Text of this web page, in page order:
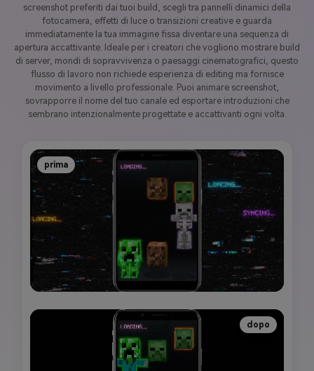
screenshot preferiti dai tuoi build, scegli tra pannelli dinamici della
fotocamera, effetti di luce o transizioni creative e guarda
immediatamente la tua immagine fissa diventare una sequenza di
apertura accattivante. Ideale per i creatori che vogliono mostrare build
di server, mondi di sopravvivenza o paesaggi cinematografici, questo
flusso di lavoro non richiede esperienza di editing ma fornisce
movimento a livello professionale. Puoi animare screenshot,
sovrapporre il nome del tuo canale ed esportare introduzioni che
sembrano intenzionalmente progettate e accattivanti ogni volta.
prima
dopo